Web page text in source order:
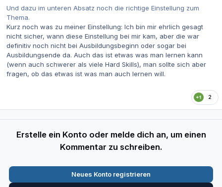
Und dazu im unteren Absatz noch die richtige Einstellung zum
Thema.
Kurz noch was zu meiner Einstellung: Ich bin mir ehrlich gesagt
nicht sicher, wann diese Einstellung bei mir kam, aber die war
definitiv noch nicht bei Ausbildungsbeginn oder sogar bei
Ausbildungsende da. Auch das ist etwas was man lernen kann
(wenn auch schwerer als viele Hard Skills), man sollte sich aber
fragen, ob das etwas ist was man auch lernen will.
2
Erstelle ein Konto oder melde dich an, um einen
Kommentar zu schreiben.
Neues Konto registrieren